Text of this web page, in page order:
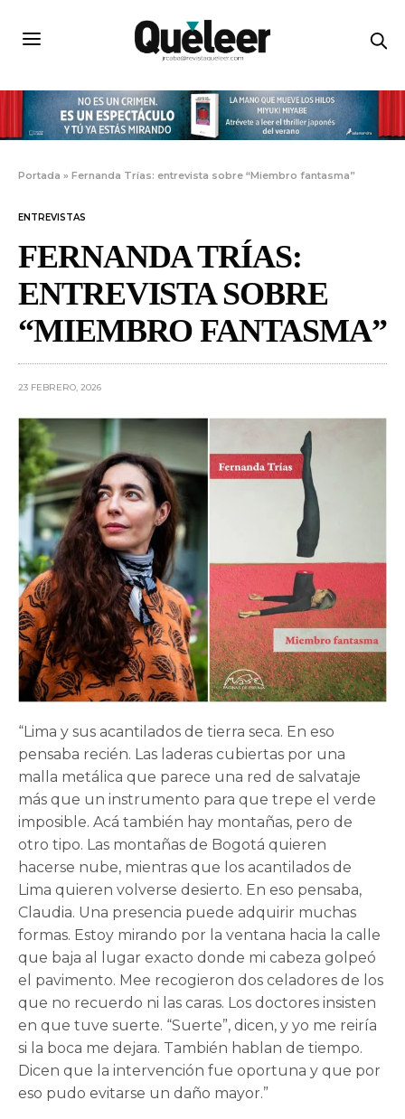
Portada »Fernanda Trías: entrevista sobre “Miembro fantasma”
ENTREVISTAS
FERNANDA TRÍAS:
ENTREVISTA SOBRE
“MIEMBRO FANTASMA”
23 FEBRERO, 2026
“Lima y sus acantilados de tierra seca. En eso
pensaba recién. Las laderas cubiertas por una
malla metálica que parece una red de salvataje
más que un instrumento para que trepe el verde
imposible. Acá también hay montañas, pero de
otro tipo. Las montañas de Bogotá quieren
hacerse nube, mientras que los acantilados de
Lima quieren volverse desierto. En eso pensaba,
Claudia. Una presencia puede adquirir muchas
formas. Estoy mirando por la ventana hacia la calle
que baja al lugar exacto donde mi cabeza golpeó
el pavimento. Mee recogieron dos celadores de los
que no recuerdo ni las caras. Los doctores insisten
en que tuve suerte. “Suerte”, dicen, y yo me reiría
si la boca me dejara. También hablan de tiempo.
Dicen que la intervención fue oportuna y que por
eso pudo evitarse un daño mayor.”